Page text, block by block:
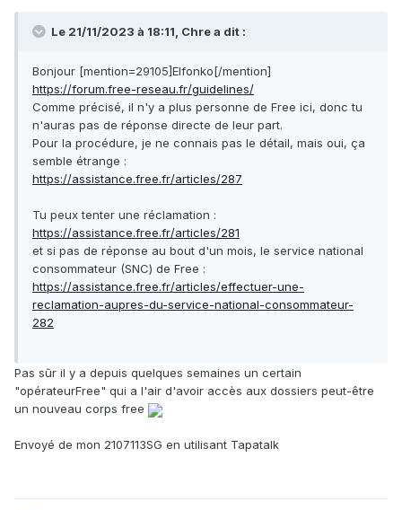
Le 21/11/2023 à 18:11, Chrea dit :
Bonjour [mention=29105]Elfonko[/mention]
https://forum.free-reseau.fr/guidelines/
Comme précisé, il n'y a plus personne de Free ici, donc tu
n'auras pas de réponse directe de leur part.
Pour la procédure, je ne connais pas le détail, mais oui, ça
semble étrange :
https://assistance.free.fr/articles/287
Tu peux tenter une réclamation :
https://assistance.free.fr/articles/281
et si pas de réponse au bout d'un mois, le service national
consommateur (SNC) de Free :
https://assistance.free.fr/articles/effectuer-une-
reclamation-aupres-du-service-national-consommateur-
282
Pas sûr il y a depuis quelques semaines un certain
"opérateurFree" qui a l'air d'avoir accès aux dossiers peut-être
un nouveau corps free
Envoyé de mon 2107113SG en utilisant Tapatalk